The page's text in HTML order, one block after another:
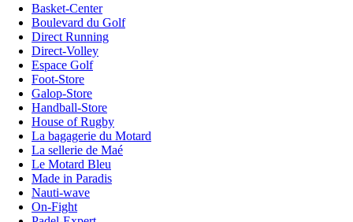
Basket-Center
Boulevard du Golf
Direct Running
Direct-Volley
Espace Golf
Foot-Store
Galop-Store
Handball-Store
House of Rugby
La bagagerie du Motard
La sellerie de Maé
Le Motard Bleu
Made in Paradis
Nauti-wave
On-Fight